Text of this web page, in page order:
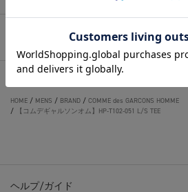
アイテム説明
HOME / MENS /トップス /Tシャツ/カットソー(長袖)
HOME / MENS / BRAND / COMME des GARCONS HOMME
/
【コムデギャルソンオム】HP-T102-051 L/S TEE
ヘルプ/ガイド